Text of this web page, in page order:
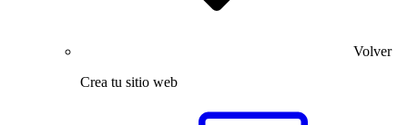
Volver
Crea tu sitio web